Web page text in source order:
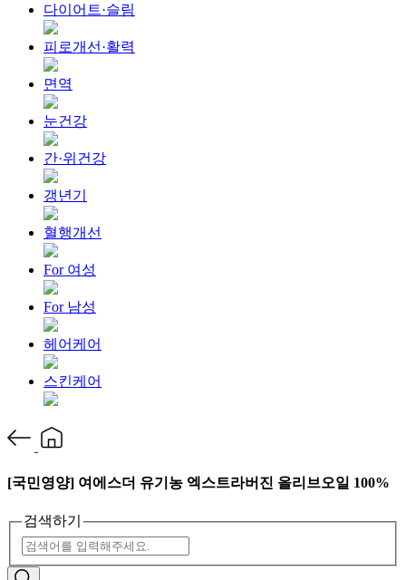
다이어트·슬림
피로개선·활력
면역
눈건강
간·위건강
갱년기
혈행개선
For 여성
For 남성
헤어케어
스킨케어
[국민영양] 여에스더 유기농 엑스트라버진 올리브오일 100%
검색하기